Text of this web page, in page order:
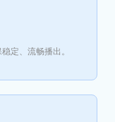
定、流畅播出。